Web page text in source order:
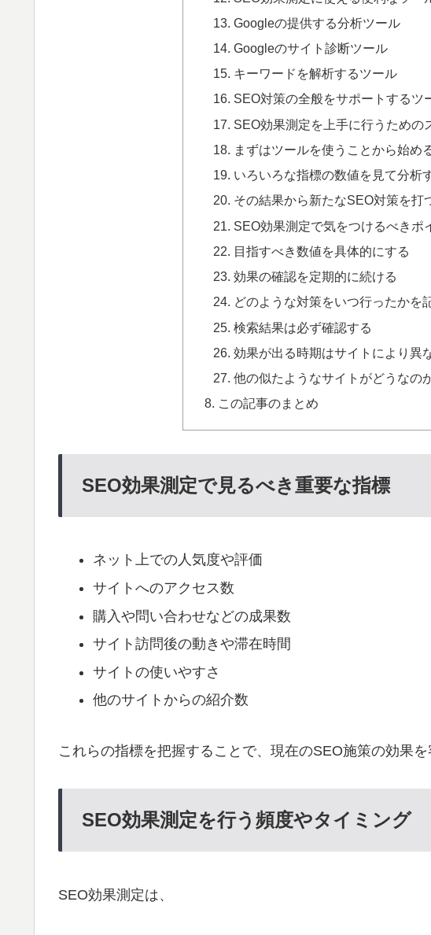
Googleの提供する分析ツール
Googleのサイト診断ツール
キーワードを解析するツール
SEO対策の全般をサポートするツ
SEO効果測定を上手に行うための
まずはツールを使うことから始め
いろいろな指標の数値を見て分析
その結果から新たなSEO対策を打
SEO効果測定で気をつけるべきポ
目指すべき数値を具体的にする
効果の確認を定期的に続ける
どのような対策をいつ行ったかを
検索結果は必ず確認する
効果が出る時期はサイトにより異
他の似たようなサイトがどうなの
この記事のまとめ
SEO効果測定で見るべき重要な指標
ネット上での人気度や評価
サイトへのアクセス数
購入や問い合わせなどの成果数
サイト訪問後の動きや滞在時間
サイトの使いやすさ
他のサイトからの紹介数
これらの指標を把握することで、現在のSEO施策の効果
SEO効果測定を行う頻度やタイミング
SEO効果測定は、